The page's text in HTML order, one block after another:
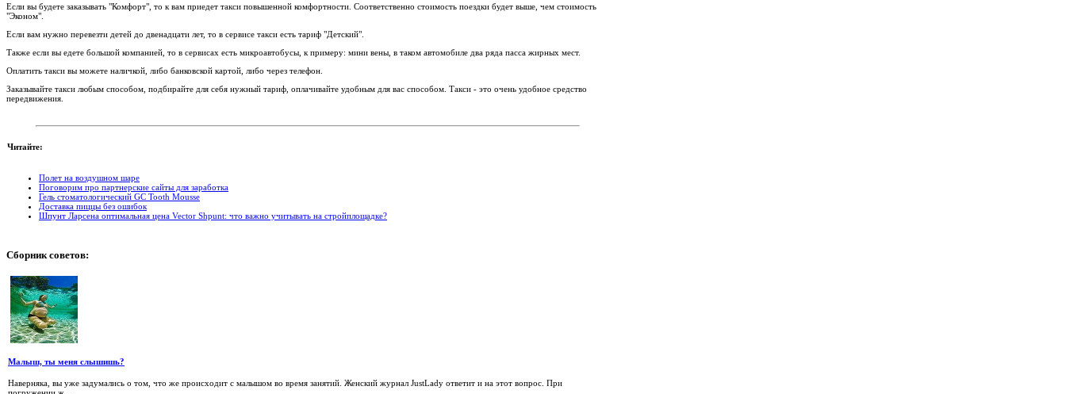
Если вы будете заказывать "Комфорт", то к вам приедет такси повышенной комфортности. Соответственно стоимость поездки будет выше, чем стоимость
"Эконом".
Если вам нужно перевезти детей до двенадцати лет, то в сервисе такси есть тариф "Детский".
Также если вы едете большой компанией, то в сервисах есть микроавтобусы, к примеру: мини вены, в таком автомобиле два ряда пасса жирных мест.
Оплатить такси вы можете наличкой, либо банковской картой, либо через телефон.
Заказывайте такси любым способом, подбирайте для себя нужный тариф, оплачивайте удобным для вас способом. Такси - это очень удобное средство
передвижения.
Читайте:
Полет на воздушном шаре
Поговорим про партнерские сайты для заработка
Гель стоматологический GC Tooth Mousse
Доставка пиццы без ошибок
Шпунт Ларсена оптимальная цена Vector Shpunt: что важно учитывать на стройплощадке?
Сборник советов:
Малыш, ты меня слышишь?
Наверняка, вы уже задумались о том, что же происходит с малышом во время занятий. Женский журнал JustLady ответит и на этот вопрос. При